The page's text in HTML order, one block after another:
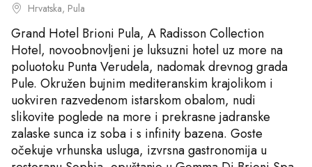
Hrvatska, Pula
Grand Hotel Brioni Pula, A Radisson Collection
Hotel, novoobnovljeni je luksuzni hotel uz more na
poluotoku Punta Verudela, nadomak drevnog grada
Pule. Okružen bujnim mediteranskim krajolikom i
uokviren razvedenom istarskom obalom, nudi
slikovite poglede na more i prekrasne jadranske
zalaske sunca iz soba i s infinity bazena. Goste
očekuje vrhunska usluga, izvrsna gastronomija u